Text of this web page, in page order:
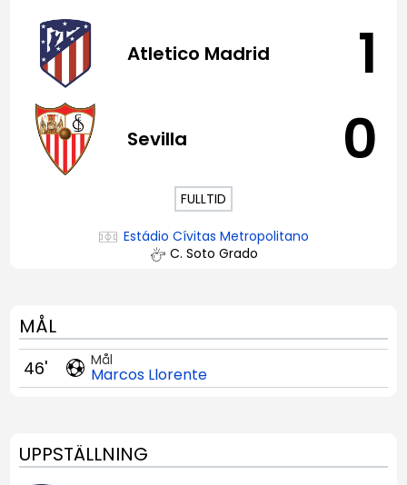
Bundesliga
Serie AAtletico Madrid 1
Sevilla 0
FULLTID
Estádio Cívitas Metropolitano
C. Soto Grado
MÅL
Mål
Marcos Llorente
46'
UPPSTÄLLNING